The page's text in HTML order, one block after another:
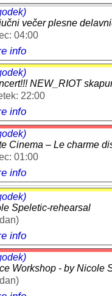
večer plesne
04:00
info
NEW_RIOT
22:00
info
Cinema – Le charme
01:00
info
Speletic-rehearsal
info
Workshop - by Nicole